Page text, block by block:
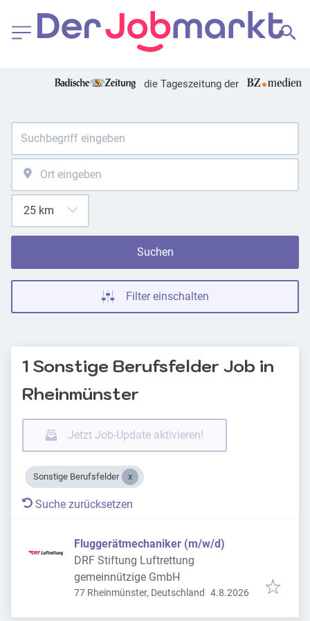
die Tageszeitung der
Suchen
Filter einschalten
1 Sonstige Berufsfelder Job in
Rheinmünster
Jetzt Job-Update aktivieren!
Sonstige Berufsfelder
Suche zurücksetzen
Fluggerätmechaniker (m/w/d)
DRF Stiftung Luftrettung
gemeinnützige GmbH
77 Rheinmünster, Deutschland Veröffentlicht :
4.8.2026